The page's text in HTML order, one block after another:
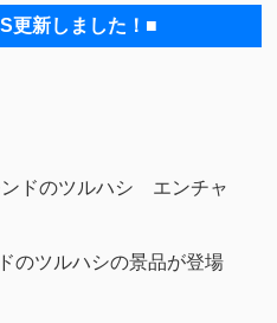
更新しました！■
ドのツルハシ エンチャ
のツルハシの景品が登場